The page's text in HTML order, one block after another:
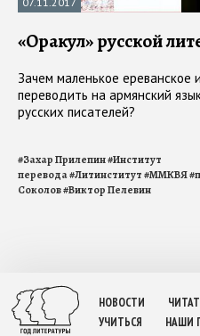
«Оракул» русской
Зачем маленькое ереванское
переводить на армянский
русских писателей?
#Захар Прилепин#Институт
перевода#Литинститут#ММКВЯ#
Соколов#Виктор Пелевин
НОВОСТИ
УЧИТЬСЯ
НАШИ